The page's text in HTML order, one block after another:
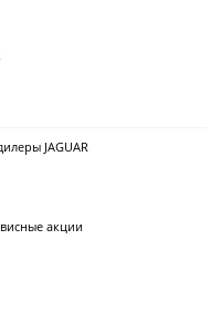
JAGUAR
акции